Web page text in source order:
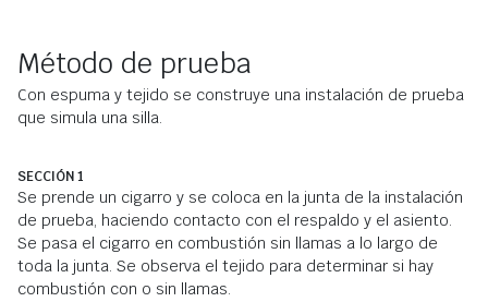
Método de prueba
Con espuma y tejido se construye una instalación de prueba
que simula una silla.
SECCIÓN 1
Se prende un cigarro y se coloca en la junta de la instalación
de prueba, haciendo contacto con el respaldo y el asiento.
Se pasa el cigarro en combustión sin llamas a lo largo de
toda la junta. Se observa el tejido para determinar si hay
combustión con o sin llamas.